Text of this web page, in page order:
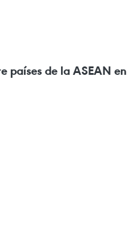
países de la ASEAN en